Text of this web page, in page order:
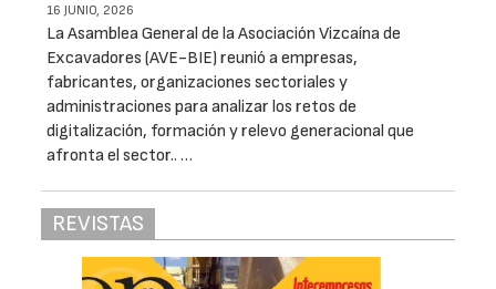
16 JUNIO, 2026
La Asamblea General de la Asociación Vizcaína de
Excavadores (AVE-BIE) reunió a empresas,
fabricantes, organizaciones sectoriales y
administraciones para analizar los retos de
digitalización, formación y relevo generacional que
afronta el sector.. …
REVISTAS